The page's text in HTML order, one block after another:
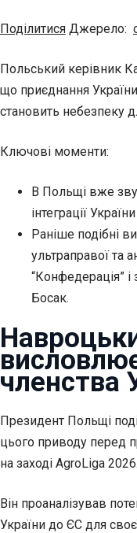
Поділитися Джерело:
Польський керівник
що приєднання
становить небезпеку
Ключові моменти:
В Польщі вже
інтеграції
Раніше подібні
ультраправої та
“Конфедерація”
Босак.
членства
Президент Польщі
цього приводу перед
на заході AgroLiga 2026.
Він проаналізував
України до ЄС для